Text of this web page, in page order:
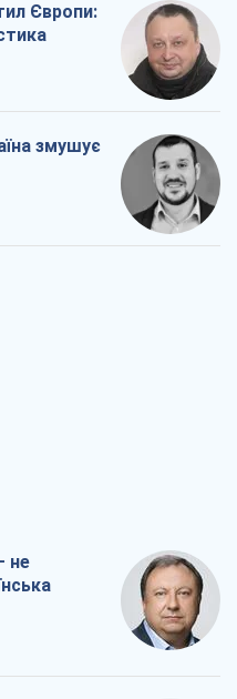
Європи:
змушує
не